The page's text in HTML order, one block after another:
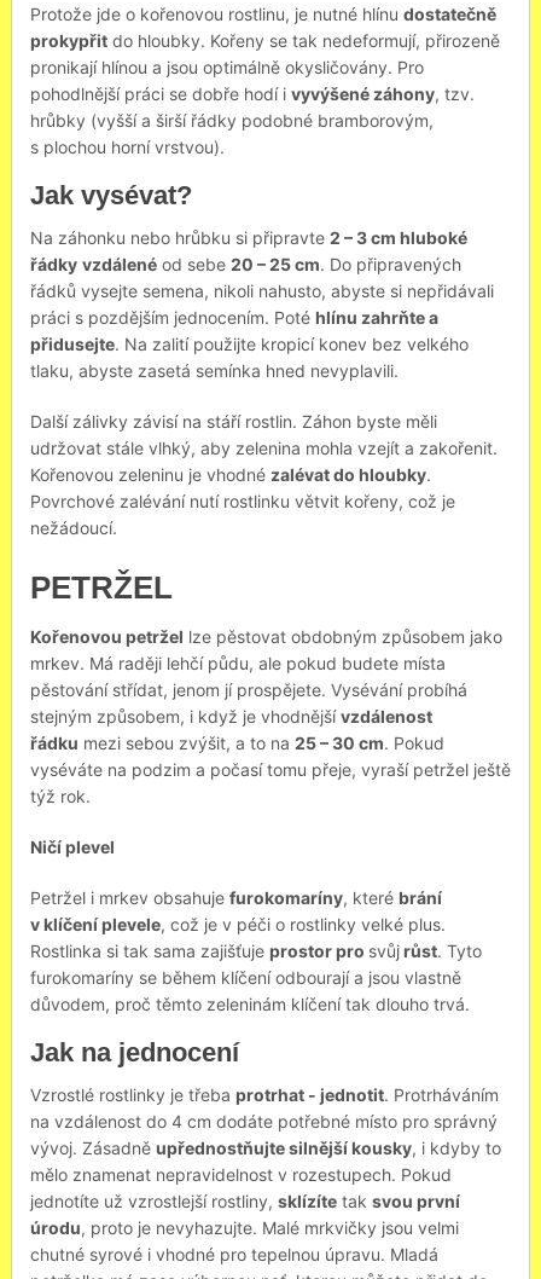
Protože jde o kořenovou rostlinu, je nutné hlínu dostatečně
prokypřitdo hloubky. Kořeny se tak nedeformují, přirozeně
pronikají hlínou a jsou optimálně okysličovány. Pro
pohodlnější práci se dobře hodí i vyvýšené záhony, tzv.
hrůbky (vyšší a širší řádky podobné bramborovým,
s plochou horní vrstvou).
Jak vysévat?
Na záhonku nebo hrůbku si připravte 2 – 3 cm hluboké
řádky vzdálenéod sebe 20 – 25 cm. Do připravených
řádků vysejte semena, nikoli nahusto, abyste si nepřidávali
práci s pozdějším jednocením. Poté hlínu zahrňte a
přidusejte. Na zalití použijte kropicí konev bez velkého
tlaku, abyste zasetá semínka hned nevyplavili.
Další zálivky závisí na stáří rostlin. Záhon byste měli
udržovat stále vlhký, aby zelenina mohla vzejít a zakořenit.
Kořenovou zeleninu je vhodné zalévat do hloubky.
Povrchové zalévání nutí rostlinku větvit kořeny, což je
nežádoucí.
PETRŽEL
Kořenovou petržel lze pěstovat obdobným způsobem jako
mrkev. Má raději lehčí půdu, ale pokud budete místa
pěstování střídat, jenom jí prospějete. Vysévání probíhá
stejným způsobem, i když je vhodnějšívzdálenost
řádku mezi sebou zvýšit, a to na 25 – 30 cm. Pokud
vyséváte na podzim a počasí tomu přeje, vyraší petržel ještě
týž rok.
Ničí plevel
Petržel i mrkev obsahuje furokomaríny, které brání
v klíčení plevele, což je v péči o rostlinky velké plus.
Rostlinka si tak sama zajišťuje prostor pro svůjrůst. Tyto
furokomaríny se během klíčení odbourají a jsou vlastně
důvodem, proč těmto zeleninám klíčení tak dlouho trvá.
Jak na jednocení
Vzrostlé rostlinky je třeba protrhat - jednotit. Protrháváním
na vzdálenost do 4 cm dodáte potřebné místo pro správný
vývoj. Zásadně upřednostňujte silnější kousky, i kdyby to
mělo znamenat nepravidelnost v rozestupech. Pokud
jednotíte už vzrostlejší rostliny, sklízítetak svou první
úrodu, proto je nevyhazujte. Malé mrkvičky jsou velmi
chutné syrové i vhodné pro tepelnou úpravu. Mladá